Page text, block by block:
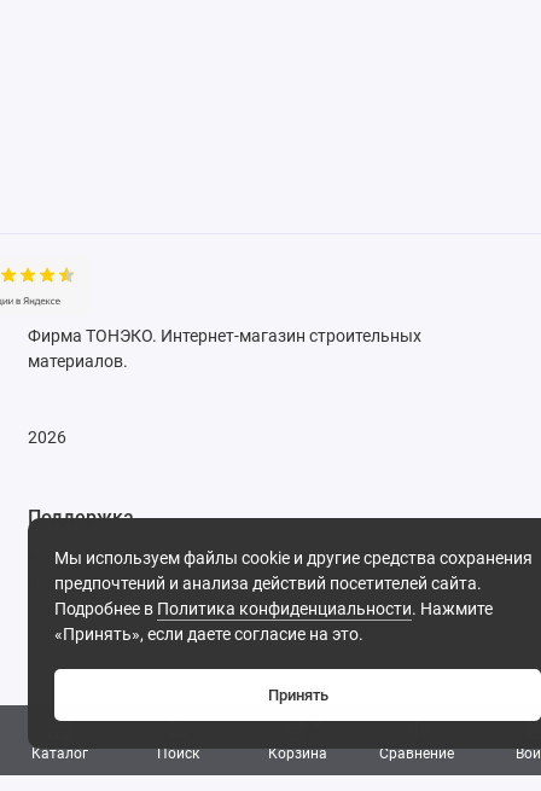
Каталог Поиск Корзина
0
Сравнение
Мы используем файлы cookie и другие средства сохранения
предпочтений и анализа действий посетителей сайта.
Подробнее в Политика конфиденциальности. Нажмите
«Принять», если даете согласие на это.
Принять
Фирма ТОНЭКО. Интернет-магазин строительных
материалов.
2026
Поддержка
8 (495) 142-53-32
8 (977) 844-53-32
Обратный звонок
ПН-ПТ: 09:30 - 18:00 СБ-ВС: выходной